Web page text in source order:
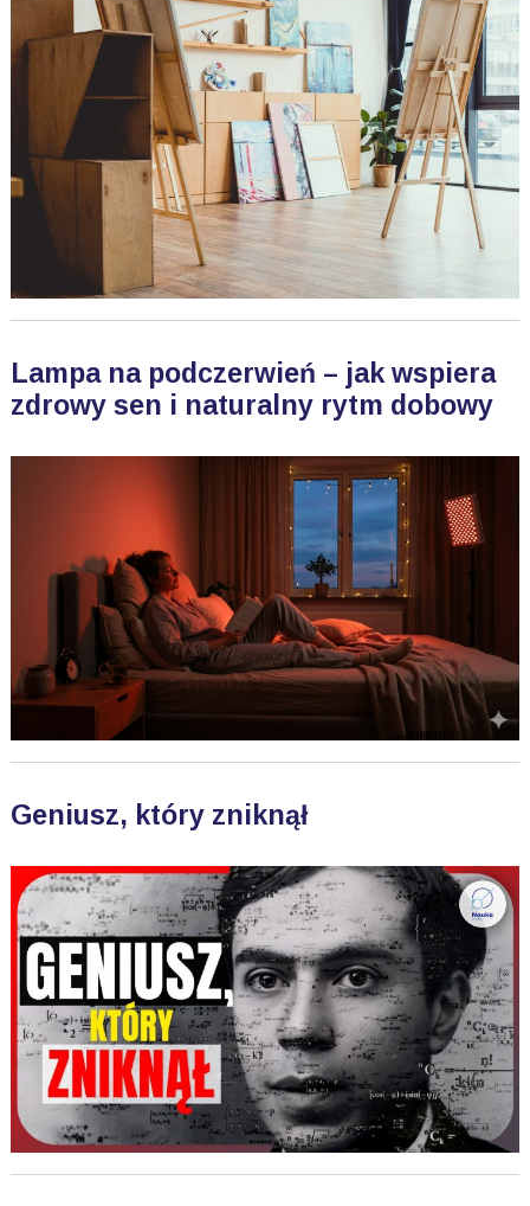
Lampa na podczerwień – jak wspiera
zdrowy sen i naturalny rytm dobowy
Geniusz, który zniknął